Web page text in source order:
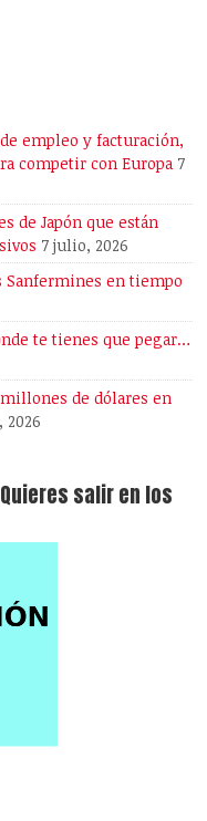
empleo y facturación,
competir con Europa 7
de Japón que están
7 julio, 2026
Sanfermines en tiempo
te tienes que pegar…
de dólares en